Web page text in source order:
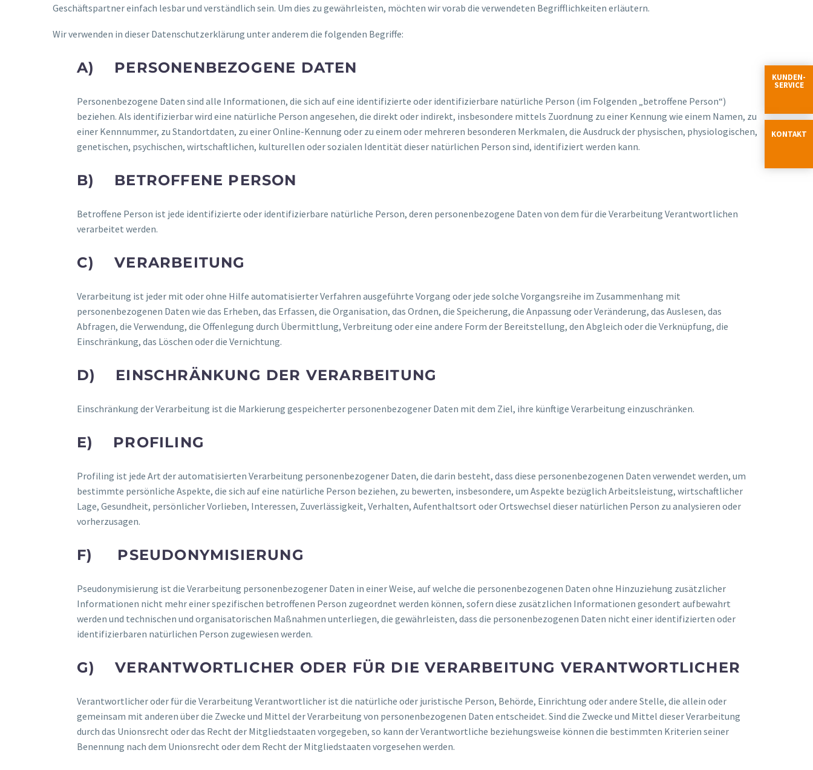
KUNDEN-
SERVICE
KONTAKT
Geschäftspartner einfach lesbar und verständlich sein. Um dies zu gewährleisten, möchten wir vorab die verwendeten Begrifflichkeiten erläutern.
Wir verwenden in dieser Datenschutzerklärung unter anderem die folgenden Begriffe:
A) PERSONENBEZOGENE DATEN
Personenbezogene Daten sind alle Informationen, die sich auf eine identifizierte oder identifizierbare natürliche Person (im Folgenden „betroffene Person“)
beziehen. Als identifizierbar wird eine natürliche Person angesehen, die direkt oder indirekt, insbesondere mittels Zuordnung zu einer Kennung wie einem Namen, zu
einer Kennnummer, zu Standortdaten, zu einer Online-Kennung oder zu einem oder mehreren besonderen Merkmalen, die Ausdruck der physischen, physiologischen,
genetischen, psychischen, wirtschaftlichen, kulturellen oder sozialen Identität dieser natürlichen Person sind, identifiziert werden kann.
B) BETROFFENE PERSON
Betroffene Person ist jede identifizierte oder identifizierbare natürliche Person, deren personenbezogene Daten von dem für die Verarbeitung Verantwortlichen
verarbeitet werden.
C) VERARBEITUNG
Verarbeitung ist jeder mit oder ohne Hilfe automatisierter Verfahren ausgeführte Vorgang oder jede solche Vorgangsreihe im Zusammenhang mit
personenbezogenen Daten wie das Erheben, das Erfassen, die Organisation, das Ordnen, die Speicherung, die Anpassung oder Veränderung, das Auslesen, das
Abfragen, die Verwendung, die Offenlegung durch Übermittlung, Verbreitung oder eine andere Form der Bereitstellung, den Abgleich oder die Verknüpfung, die
Einschränkung, das Löschen oder die Vernichtung.
D) EINSCHRÄNKUNG DER VERARBEITUNG
Einschränkung der Verarbeitung ist die Markierung gespeicherter personenbezogener Daten mit dem Ziel, ihre künftige Verarbeitung einzuschränken.
E) PROFILING
Profiling ist jede Art der automatisierten Verarbeitung personenbezogener Daten, die darin besteht, dass diese personenbezogenen Daten verwendet werden, um
bestimmte persönliche Aspekte, die sich auf eine natürliche Person beziehen, zu bewerten, insbesondere, um Aspekte bezüglich Arbeitsleistung, wirtschaftlicher
Lage, Gesundheit, persönlicher Vorlieben, Interessen, Zuverlässigkeit, Verhalten, Aufenthaltsort oder Ortswechsel dieser natürlichen Person zu analysieren oder
vorherzusagen.
F) PSEUDONYMISIERUNG
Pseudonymisierung ist die Verarbeitung personenbezogener Daten in einer Weise, auf welche die personenbezogenen Daten ohne Hinzuziehung zusätzlicher
Informationen nicht mehr einer spezifischen betroffenen Person zugeordnet werden können, sofern diese zusätzlichen Informationen gesondert aufbewahrt
werden und technischen und organisatorischen Maßnahmen unterliegen, die gewährleisten, dass die personenbezogenen Daten nicht einer identifizierten oder
identifizierbaren natürlichen Person zugewiesen werden.
G) VERANTWORTLICHER ODER FÜR DIE VERARBEITUNG VERANTWORTLICHER
Verantwortlicher oder für die Verarbeitung Verantwortlicher ist die natürliche oder juristische Person, Behörde, Einrichtung oder andere Stelle, die allein oder
gemeinsam mit anderen über die Zwecke und Mittel der Verarbeitung von personenbezogenen Daten entscheidet. Sind die Zwecke und Mittel dieser Verarbeitung
durch das Unionsrecht oder das Recht der Mitgliedstaaten vorgegeben, so kann der Verantwortliche beziehungsweise können die bestimmten Kriterien seiner
Benennung nach dem Unionsrecht oder dem Recht der Mitgliedstaaten vorgesehen werden.